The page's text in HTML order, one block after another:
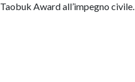
Taobuk Award all’impegno civile.